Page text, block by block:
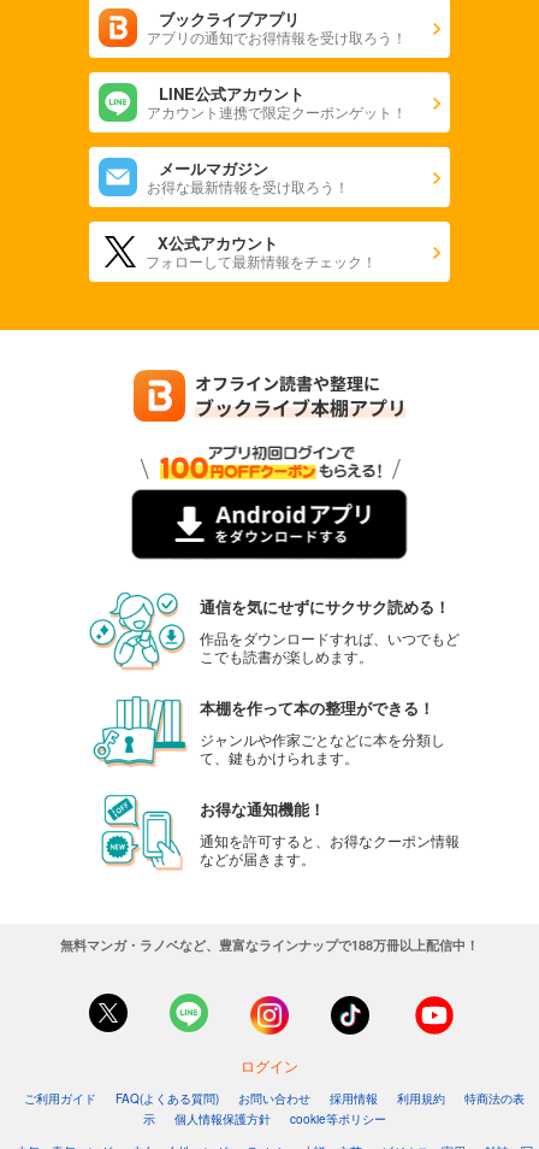
ブックライブアプリ
アプリの通知でお得情報を受け取ろう！
LINE公式アカウント
アカウント連携で限定クーポンゲット！
メールマガジン
お得な最新情報を受け取ろう！
X公式アカウント
フォローして最新情報をチェック！
通信を気にせずにサクサク読める！
作品をダウンロードすれば、いつでもど
こでも読書が楽しめます。
本棚を作って本の整理ができる！
ジャンルや作家ごとなどに本を分類し
て、鍵もかけられます。
お得な通知機能！
通知を許可すると、お得なクーポン情報
などが届きます。
無料マンガ・ラノベなど、豊富なラインナップで188万冊以上配信中！
ログイン
ご利用ガイド FAQ(よくある質問) お問い合わせ 採用情報 利用規約
特商法の表
示
個人情報保護方針
cookie等ポリシー